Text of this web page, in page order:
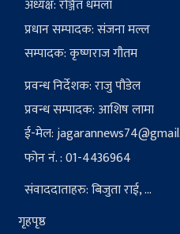
अध्यक्ष: रञ्जित धमला
प्रधान सम्पादक: संजना मल्ल
सम्पादक: कृष्णराज गौतम
प्रवन्ध निर्देशक: राजु पौडेल
प्रवन्ध सम्पादक: आशिष लामा
ई-मेल:
फोन नं. : 01-4436964
संवाददाताहरु: बिजुता राई, ...
गृहपृष्ठ